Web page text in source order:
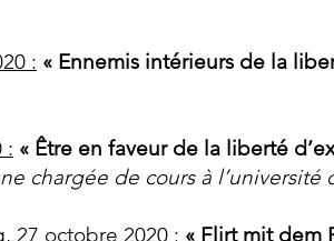
: « Ennemis intérieurs de la
: « Être en faveur de la liberté
chargée de cours à l’université
27 octobre 2020 : « Flirt mit dem